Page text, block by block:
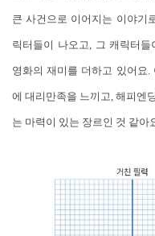
큰 사건으로 이어지는 이야기
릭터들이 나오고, 그 캐릭터
영화의 재미를 더하고 있어요
에 대리만족을 느끼고, 해피엔
는 마력이 있는 장르인 것 같아